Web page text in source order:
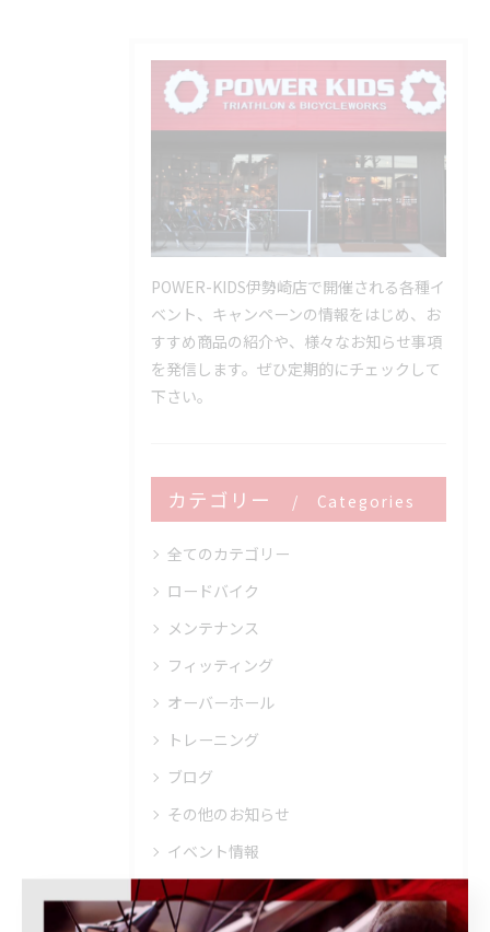
POWER-KIDS伊勢崎店で開催される各種イ
ベント、キャンペーンの情報をはじめ、お
すすめ商品の紹介や、様々なお知らせ事項
を発信します。ぜひ定期的にチェックして
下さい。
カテゴリー Categories
全てのカテゴリー
ロードバイク
メンテナンス
フィッティング
オーバーホール
トレーニング
ブログ
その他のお知らせ
イベント情報
キャンペーン情報
商品・ブランド情報